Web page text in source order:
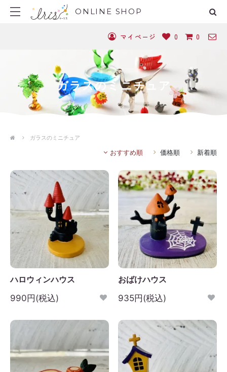
ONLINE SHOP
マイページ 0 0
ガラスのミニチュア
ガラスのミニチュア
おすすめ順 価格順 新着順
ハロウィンハウス
990円(税込)
おばけハウス
935円(税込)